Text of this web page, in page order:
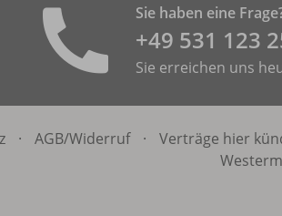
Sie haben eine
+49 531 ­123
Sie erreichen uns
· AGB/Widerruf · Verträge hier